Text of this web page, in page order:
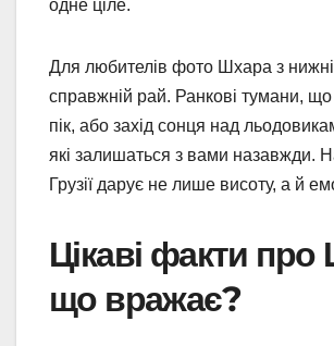
одне ціле.
Для любителів фото Шхара з
справжній рай. Ранкові тумани, що
пік, або захід сонця над
які залишаться з вами назавжди.
Грузії дарує не лише висоту, а й
Цікаві факти
що вражає?